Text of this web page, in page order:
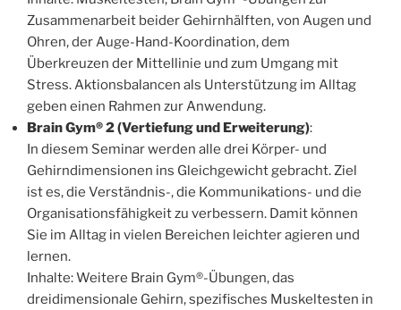
Zusammenarbeit beider Gehirnhälften, von Augen und
Ohren, der Auge-Hand-Koordination, dem
Überkreuzen der Mittellinie und zum Umgang mit
Stress. Aktionsbalancen als Unterstützung im Alltag
geben einen Rahmen zur Anwendung.
Brain Gym® 2 (Vertiefung und Erweiterung):
In diesem Seminar werden alle drei Körper- und
Gehirndimensionen ins Gleichgewicht gebracht. Ziel
ist es, die Verständnis-, die Kommunikations- und die
Organisationsfähigkeit zu verbessern. Damit können
Sie im Alltag in vielen Bereichen leichter agieren und
lernen.
Inhalte: Weitere Brain Gym®-Übungen, das
dreidimensionale Gehirn, spezifisches Muskeltesten in